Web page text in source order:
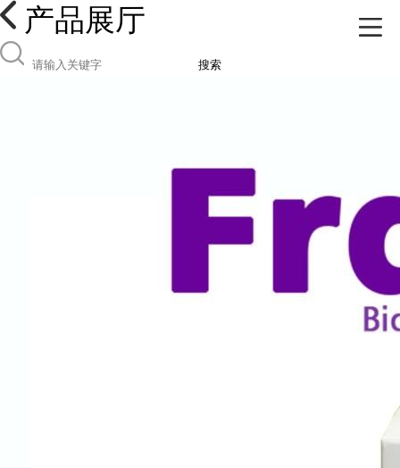
产品展厅
搜索